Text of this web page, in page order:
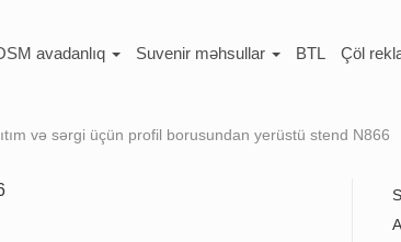
avadanlıq Suvenir məhsullar BTL Çöl
və sərgi üçün profil borusundan yerüstü stend N866